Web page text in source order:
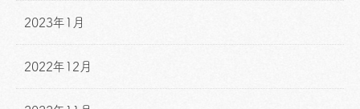
2023年1月
2022年12月